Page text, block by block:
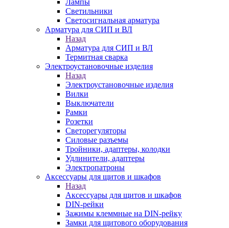
Лампы
Светильники
Светосигнальная арматура
Арматура для СИП и ВЛ
Назад
Арматура для СИП и ВЛ
Термитная сварка
Электроустановочные изделия
Назад
Электроустановочные изделия
Вилки
Выключатели
Рамки
Розетки
Светорегуляторы
Силовые разъемы
Тройники, адаптеры, колодки
Удлинители, адаптеры
Электропатроны
Аксессуары для щитов и шкафов
Назад
Аксессуары для щитов и шкафов
DIN-рейки
Зажимы клеммные на DIN-рейку
Замки для щитового оборудования